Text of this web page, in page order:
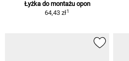
Łyżka do montażu opon
64,43 zł1